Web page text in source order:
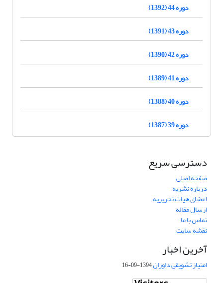
دوره 44 (1392)
دوره 43 (1391)
دوره 42 (1390)
دوره 41 (1389)
دوره 40 (1388)
دوره 39 (1387)
دسترسی سریع
صفحه اصلی
درباره نشریه
اعضای هیات تحریریه
ارسال مقاله
تماس با ما
نقشه سایت
آخرین اخبار
امتیاز تشویقی داوران1394-09-16